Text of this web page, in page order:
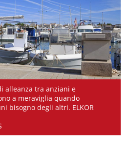
alleanza tra anziani e
a meraviglia quando
degli altri. ELKOR